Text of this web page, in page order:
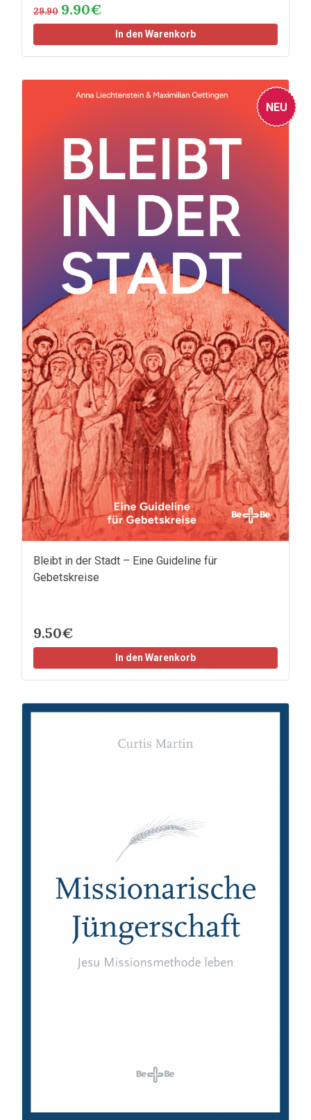
29.90 9.90€
In den Warenkorb
NEU
Bleibt in der Stadt – Eine Guideline für
Gebetskreise
9.50€
In den Warenkorb